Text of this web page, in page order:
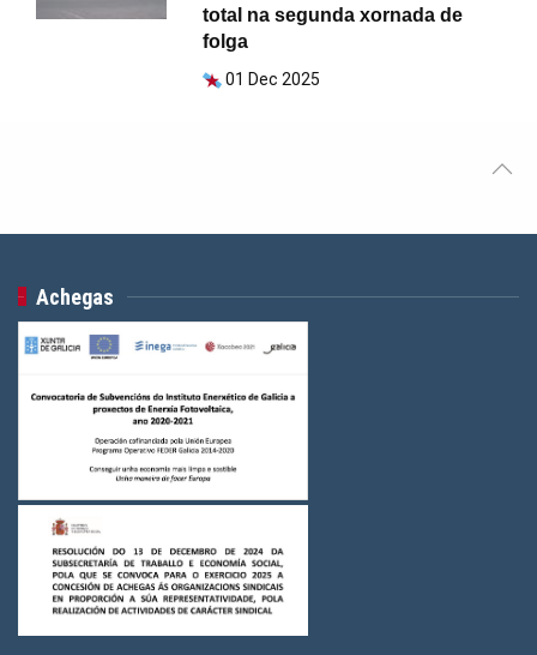
total na segunda xornada de
folga
01 Dec 2025
Achegas